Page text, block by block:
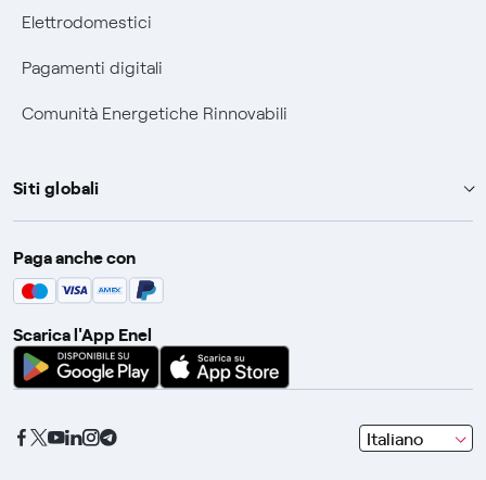
Elettrodomestici
Pagamenti digitali
Comunità Energetiche Rinnovabili
Siti globali
Enel Group
Enel Green Power
Global Procurement
Gridspertise
Paga anche con
Scarica l'App Enel
Italiano
seleziona
una